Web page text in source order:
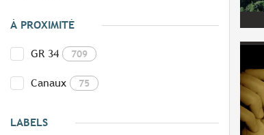
À PROXIMITÉ
GR 34 709
Canaux 75
LABELS